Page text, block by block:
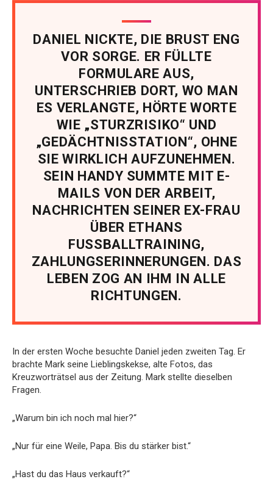
DANIEL NICKTE, DIE BRUST ENG
VOR SORGE. ER FÜLLTE
FORMULARE AUS,
UNTERSCHRIEB DORT, WO MAN
ES VERLANGTE, HÖRTE WORTE
WIE „STURZRISIKO“ UND
„GEDÄCHTNISSTATION“, OHNE
SIE WIRKLICH AUFZUNEHMEN.
SEIN HANDY SUMMTE MIT E-
MAILS VON DER ARBEIT,
NACHRICHTEN SEINER EX-FRAU
ÜBER ETHANS
FUSSBALLTRAINING,
ZAHLUNGSERINNERUNGEN. DAS
LEBEN ZOG AN IHM IN ALLE
RICHTUNGEN.
In der ersten Woche besuchte Daniel jeden zweiten Tag. Er
brachte Mark seine Lieblingskekse, alte Fotos, das
Kreuzworträtsel aus der Zeitung. Mark stellte dieselben
Fragen.
„Warum bin ich noch mal hier?“
„Nur für eine Weile, Papa. Bis du stärker bist.“
„Hast du das Haus verkauft?“